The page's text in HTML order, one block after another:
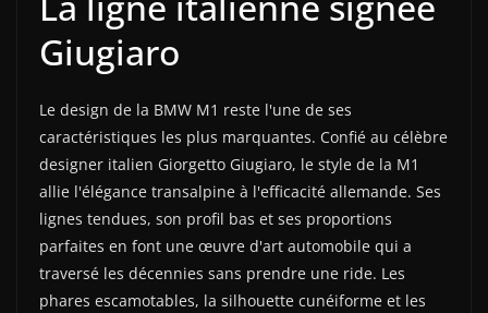
Giugiaro
Le design de la BMW M1 reste l'une de ses
caractéristiques les plus marquantes. Confié au célèbre
designer italien Giorgetto Giugiaro, le style de la M1
allie l'élégance transalpine à l'efficacité allemande. Ses
lignes tendues, son profil bas et ses proportions
parfaites en font une œuvre d'art automobile qui a
traversé les décennies sans prendre une ride. Les
phares escamotables, la silhouette cunéiforme et les